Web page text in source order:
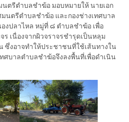
ตรีตำบลชำฆ้อ มอบหมายให้ นายเอก
นตรีตำบลชำฆ้อ และกองช่างเทศบาล
ปลาไหล หมู่ที่ ๘ ตำบลชำฆ้อ เพื่อ
เนื่องจากผิวจราจรชำรุดเป็นหลุม
งอาจทำให้ประชาชนที่ใช้เส้นทางใน
ทศบาลตำบลชำฆ้อจึงลงพื้นที่เพื่อดำเนิน